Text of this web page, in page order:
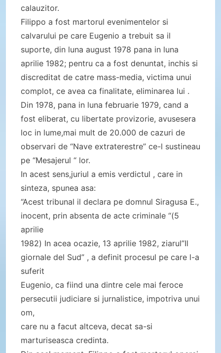
calauzitor.
Filippo a fost martorul evenimentelor si
calvarului pe care Eugenio a trebuit sa il
suporte, din luna august 1978 pana in luna
aprilie 1982; pentru ca a fost denuntat, inchis si
discreditat de catre mass-media, victima unui
complot, ce avea ca finalitate, eliminarea lui .
Din 1978, pana in luna februarie 1979, cand a
fost eliberat, cu libertate provizorie, avusesera
loc in lume,mai mult de 20.000 de cazuri de
observari de “Nave extraterestre” ce-l sustineau
pe “Mesajerul “ lor.
In acest sens,juriul a emis verdictul , care in
sinteza, spunea asa:
“Acest tribunal il declara pe domnul Siragusa E.,
inocent, prin absenta de acte criminale “(5
aprilie
1982) In acea ocazie, 13 aprilie 1982, ziarul”Il
giornale del Sud” , a definit procesul pe care l-a
suferit
Eugenio, ca fiind una dintre cele mai feroce
persecutii judiciare si jurnalistice, impotriva unui
om,
care nu a facut altceva, decat sa-si
marturiseasca credinta.